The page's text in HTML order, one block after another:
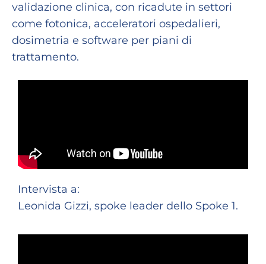
validazione clinica, con ricadute in settori
come fotonica, acceleratori ospedalieri,
dosimetria e software per piani di
trattamento.
Intervista a:
Leonida Gizzi, spoke leader dello Spoke 1.